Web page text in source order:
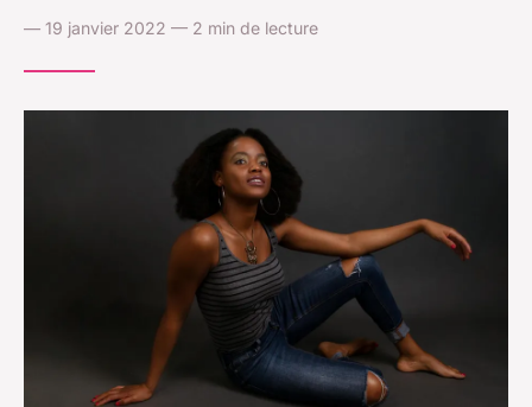
— 19 janvier 2022 — 2 min de lecture